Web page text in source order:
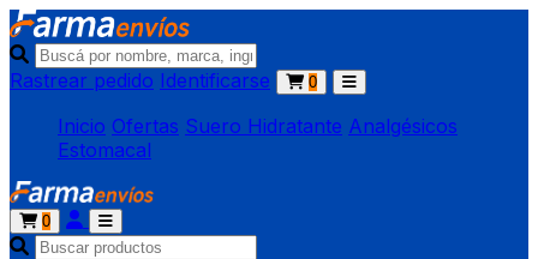
Rastrear pedido Identificarse 0
Inicio Ofertas Suero Hidratante Analgésicos
Estomacal
0